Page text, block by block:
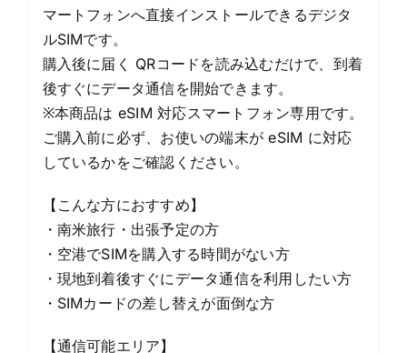
マートフォンへ直接インストールできるデジタ
ルSIMです。
購入後に届く QRコードを読み込むだけで、到着
後すぐにデータ通信を開始できます。
※本商品は eSIM 対応スマートフォン専用です。
ご購入前に必ず、お使いの端末が eSIM に対応
しているかをご確認ください。
【こんな方におすすめ】
・南米旅行・出張予定の方
・空港でSIMを購入する時間がない方
・現地到着後すぐにデータ通信を利用したい方
・SIMカードの差し替えが面倒な方
【通信可能エリア】